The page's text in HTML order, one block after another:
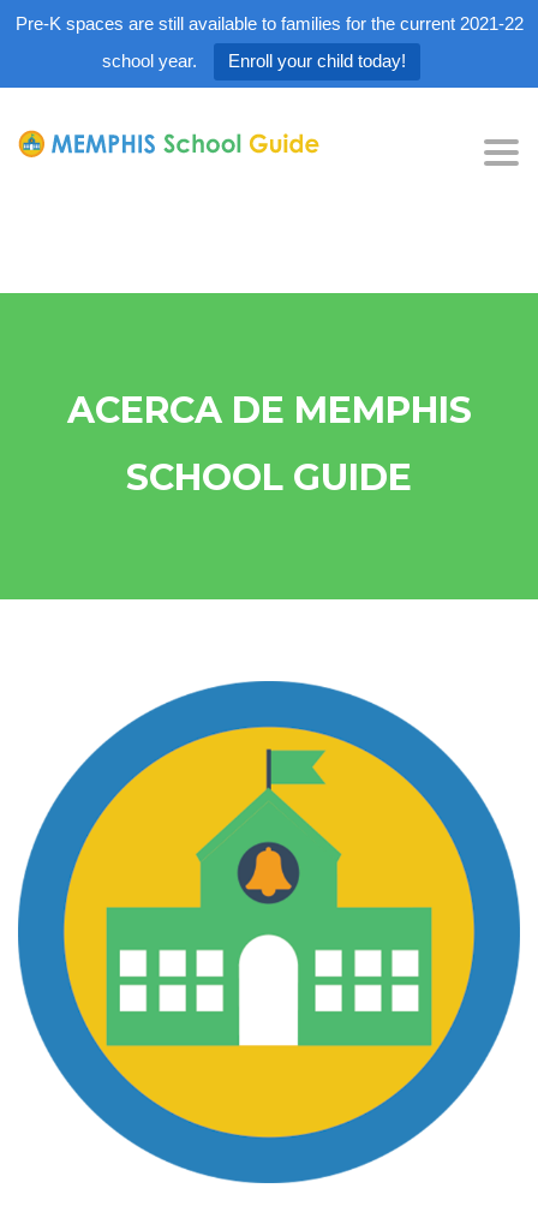
Pre-K spaces are still available to families for the current 2021-22
school year.
Enroll your child today!
ACERCA DE MEMPHIS
SCHOOL GUIDE